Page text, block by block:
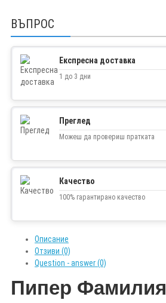
ВЪПРОС
Експресна доставка
1 до 3 дни
Преглед
Можеш да провериш пратката
Качество
100% гарантирано качество
Описание
Отзиви (0)
Question - answer (0)
Пипер Фамилия